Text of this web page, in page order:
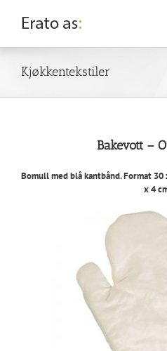
content
Kjøkkentekstiler
Bakevott –
Bomull med blå kantbånd. Format 30
x 4